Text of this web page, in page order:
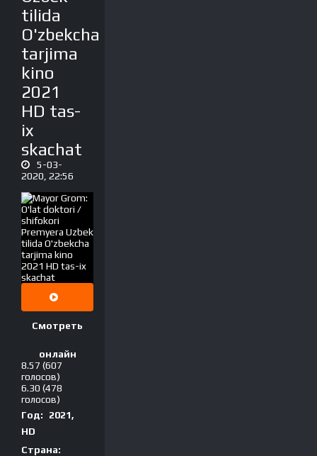
tilida
O'zbekcha
tarjima
kino
2021
HD tas-
ix
skachat
5-03-
2020, 22:56
Смотреть
онлайн
8.57 (607
голосов)
6.30 (478
голосов)
Год:
2021,
HD
Страна: